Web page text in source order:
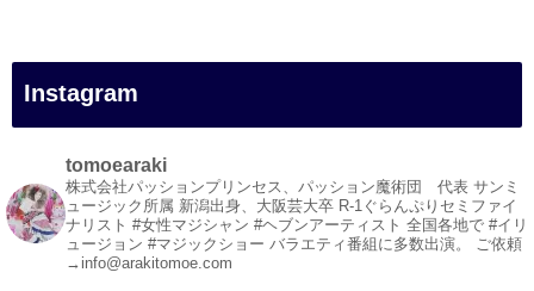
#白浜町
#変面ショー
#イベント
#宴会
#余興
1 5 X
Instagram
tomoearaki
株式会社パッションプリンセス、パッション魔術団 代表 サンミ
ュージック所属 新潟出身、大阪芸大卒 R-1ぐらんぷりセミファイ
ナリスト #女性マジシャン #ヘブンアーティスト 全国各地で #イリ
ュージョン #マジックショー バラエティ番組に多数出演。 ご依頼
→info@arakitomoe.com